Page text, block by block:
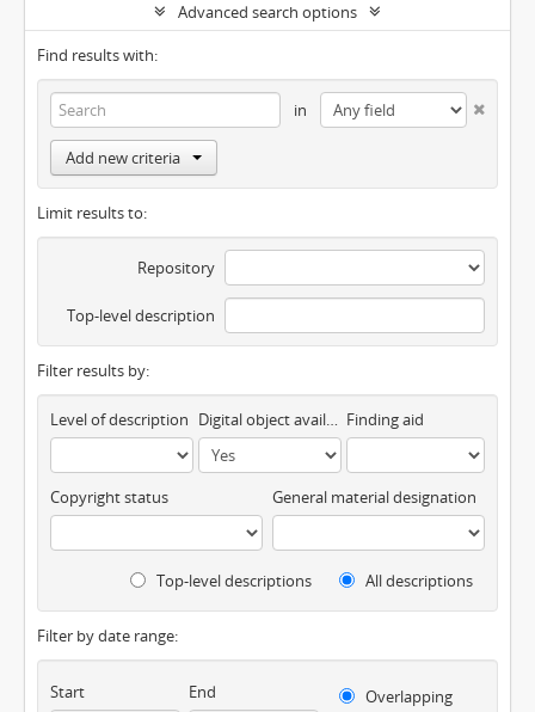
Advanced search options
Find results with:
in
Add new criteria
Limit results to:
Repository
Top-level description
Filter results by:
Level of description Digital object available Finding aid
Copyright status General material designation
Top-level descriptions All descriptions
Filter by date range:
Start End
Overlapping